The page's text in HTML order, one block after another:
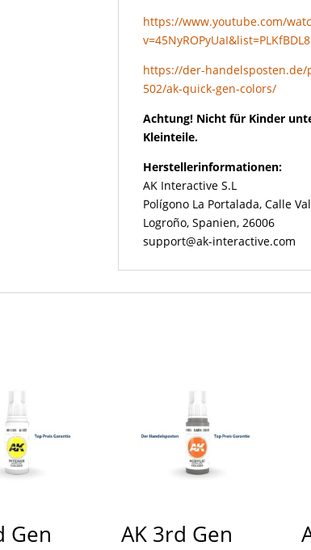
https://www.youtube.com/
https://der-
502/ak-quick-gen-colors/
Achtung! Nicht für Kinder
Kleinteile.
Herstellerinformationen:
AK Interactive S.L
Polígono La Portalada, Calle
Logroño, Spanien, 26006
support@ak-interactive.com
Gen
AK 3rd Gen